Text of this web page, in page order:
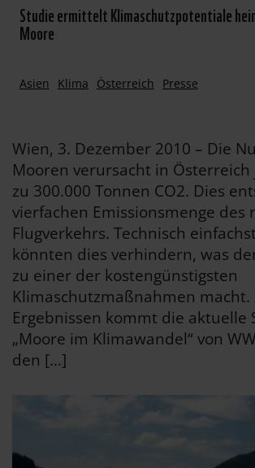
Studie ermittelt Klimaschutzpotentiale
Moore
Asien Klima Österreich Presse
Wien, 3. Dezember 2010 – Die
Mooren verursacht in
zu 300.000 Tonnen CO2. Dies
vierfachen Emissionsmenge des
Flugverkehrs. Technisch
könnten dies verhindern, was
zu einer der kostengünstigsten
Klimaschutzmaßnahmen macht.
Ergebnissen kommt die aktuelle
„Moore im Klimawandel“ von
den […]